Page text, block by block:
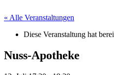
« Alle Veranstaltungen
Diese Veranstaltung hat
Nuss-Apotheke